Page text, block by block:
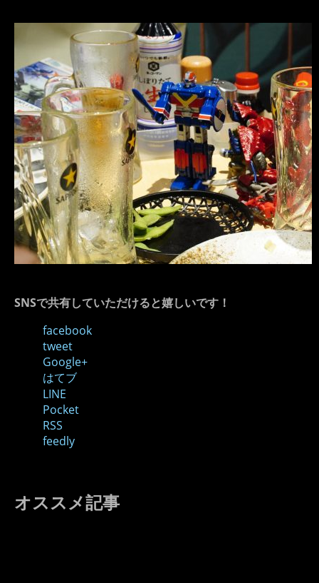
SNSで共有していただけると嬉しいです！
facebook
tweet
Google+
はてブ
LINE
Pocket
RSS
feedly
オススメ記事